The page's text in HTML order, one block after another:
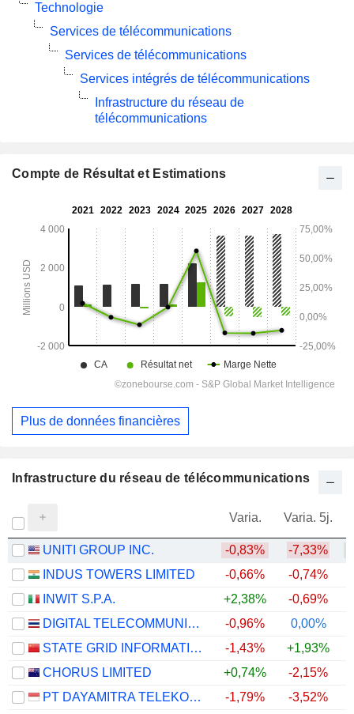
Infrastructure du réseau de télécommunications
Varia. Varia. 5j.
UNITI GROUP INC. -0,83% -7,33%
INDUS TOWERS LIMITED
-0,66% -0,74%
INWIT S.P.A.
+2,38% -0,69%
DIGITAL TELECOMMUNICATIONS INFRASTRUCTURE FUND
-0,96% 0,00%
STATE GRID INFORMATION & COMMUNICATION CO., LTD.
-1,43% +1,93%
CHORUS LIMITED
+0,74% -2,15%
PT DAYAMITRA TELEKOMUNIKASI TBK.
-1,79% -3,52%
Technologie
Services de télécommunications
Services de télécommunications
Services intégrés de télécommunications
Infrastructure du réseau de
télécommunications
Compte de Résultat et Estimations
Plus de données financières